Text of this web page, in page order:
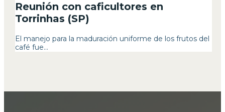
Reunión con caficultores en
Torrinhas (SP)
El manejo para la maduración uniforme de los frutos del
café fue...